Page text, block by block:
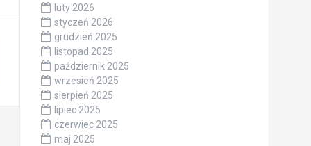
luty 2026
styczeń 2026
grudzień 2025
listopad 2025
październik 2025
wrzesień 2025
sierpień 2025
lipiec 2025
czerwiec 2025
maj 2025